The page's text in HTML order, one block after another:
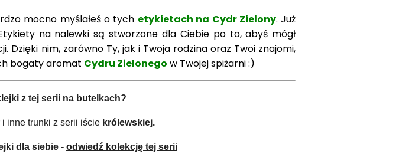
mocno myślałeś o tych etykietach na Cydr Zielony. Już
na nalewki są stworzone dla Ciebie po to, abyś mógł
Dzięki nim, zarówno Ty, jak i Twoja rodzina oraz Twoi znajomi,
bogaty aromat Cydru Zielonego w Twojej spiżarni :)
z tej serii na butelkach?
inne trunki z serii iście królewskiej.
dla siebie - odwiedź kolekcję tej serii